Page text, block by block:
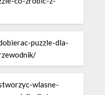
puzzle-dla-
wlasne-